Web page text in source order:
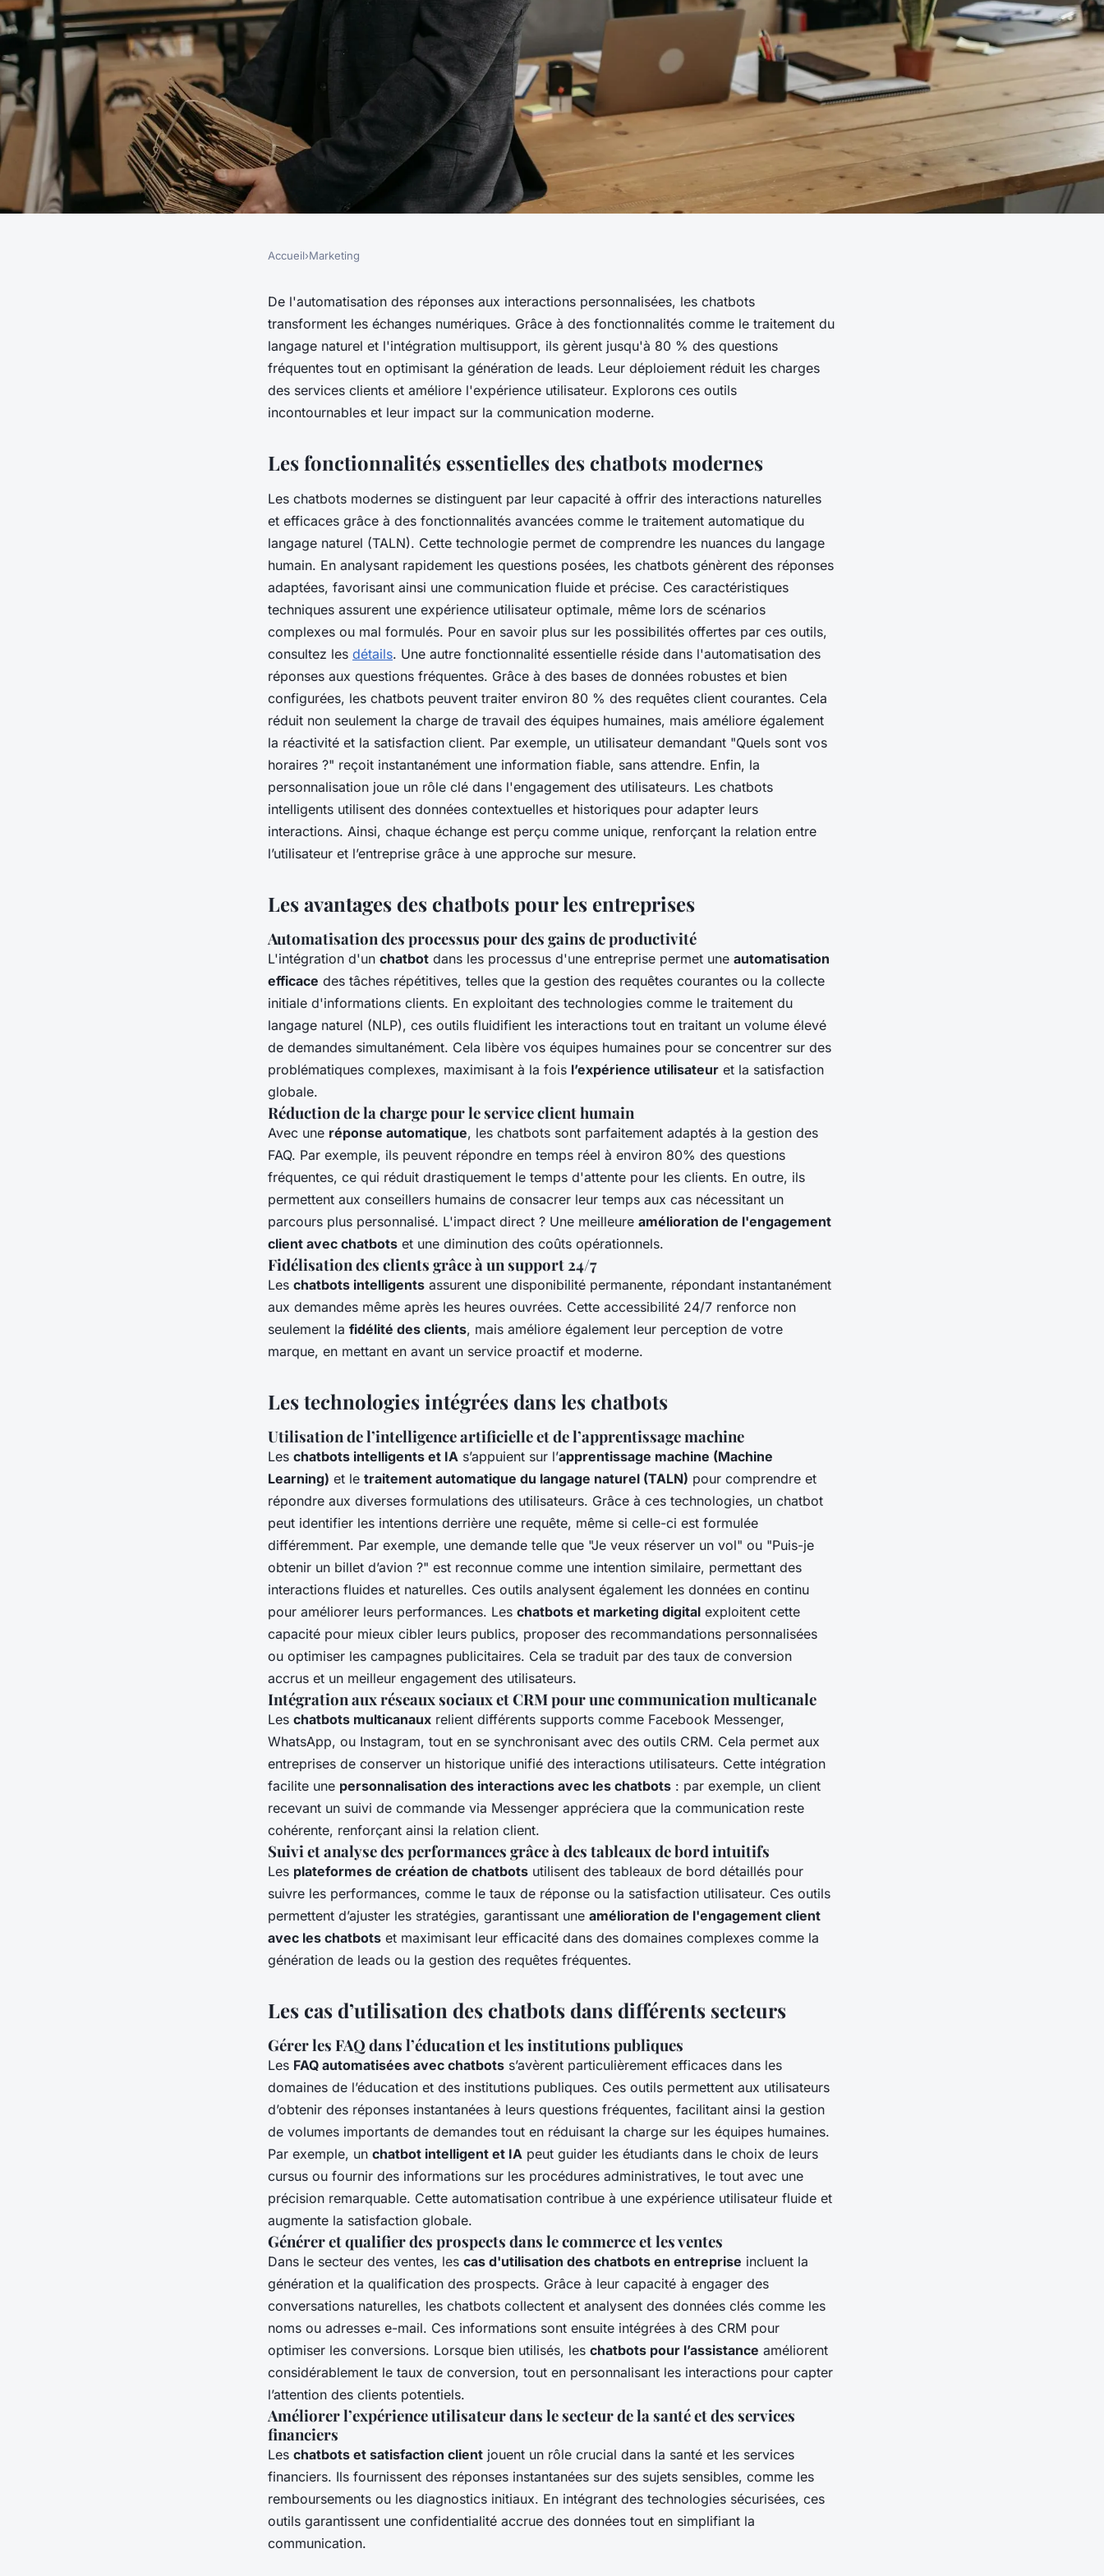
Découvrez les fonctionnalités
incontournables des chatbots
Accueil›Marketing
De l'automatisation des réponses aux interactions personnalisées, les chatbots
transforment les échanges numériques. Grâce à des fonctionnalités comme le traitement du
langage naturel et l'intégration multisupport, ils gèrent jusqu'à 80 % des questions
fréquentes tout en optimisant la génération de leads. Leur déploiement réduit les charges
des services clients et améliore l'expérience utilisateur. Explorons ces outils
incontournables et leur impact sur la communication moderne.
Les fonctionnalités essentielles des chatbots modernes
Les chatbots modernes se distinguent par leur capacité à offrir des interactions naturelles
et efficaces grâce à des fonctionnalités avancées comme le traitement automatique du
langage naturel (TALN). Cette technologie permet de comprendre les nuances du langage
humain. En analysant rapidement les questions posées, les chatbots génèrent des réponses
adaptées, favorisant ainsi une communication fluide et précise. Ces caractéristiques
techniques assurent une expérience utilisateur optimale, même lors de scénarios
complexes ou mal formulés. Pour en savoir plus sur les possibilités offertes par ces outils,
consultez les détails. Une autre fonctionnalité essentielle réside dans l'automatisation des
réponses aux questions fréquentes. Grâce à des bases de données robustes et bien
configurées, les chatbots peuvent traiter environ 80 % des requêtes client courantes. Cela
réduit non seulement la charge de travail des équipes humaines, mais améliore également
la réactivité et la satisfaction client. Par exemple, un utilisateur demandant "Quels sont vos
horaires ?" reçoit instantanément une information fiable, sans attendre. Enfin, la
personnalisation joue un rôle clé dans l'engagement des utilisateurs. Les chatbots
intelligents utilisent des données contextuelles et historiques pour adapter leurs
interactions. Ainsi, chaque échange est perçu comme unique, renforçant la relation entre
l’utilisateur et l’entreprise grâce à une approche sur mesure.
Les avantages des chatbots pour les entreprises
Automatisation des processus pour des gains de productivité
L'intégration d'un chatbot dans les processus d'une entreprise permet une automatisation
efficace des tâches répétitives, telles que la gestion des requêtes courantes ou la collecte
initiale d'informations clients. En exploitant des technologies comme le traitement du
langage naturel (NLP), ces outils fluidifient les interactions tout en traitant un volume élevé
de demandes simultanément. Cela libère vos équipes humaines pour se concentrer sur des
problématiques complexes, maximisant à la fois l’expérience utilisateur et la satisfaction
globale.
Réduction de la charge pour le service client humain
Avec une réponse automatique, les chatbots sont parfaitement adaptés à la gestion des
FAQ. Par exemple, ils peuvent répondre en temps réel à environ 80% des questions
fréquentes, ce qui réduit drastiquement le temps d'attente pour les clients. En outre, ils
permettent aux conseillers humains de consacrer leur temps aux cas nécessitant un
parcours plus personnalisé. L'impact direct ? Une meilleure amélioration de l'engagement
client avec chatbots et une diminution des coûts opérationnels.
Fidélisation des clients grâce à un support 24/7
Les chatbots intelligents assurent une disponibilité permanente, répondant instantanément
aux demandes même après les heures ouvrées. Cette accessibilité 24/7 renforce non
seulement la fidélité des clients, mais améliore également leur perception de votre
marque, en mettant en avant un service proactif et moderne.
Les technologies intégrées dans les chatbots
Utilisation de l’intelligence artificielle et de l’apprentissage machine
Les chatbots intelligents et IA s’appuient sur l’apprentissage machine (Machine
Learning) et le traitement automatique du langage naturel (TALN) pour comprendre et
répondre aux diverses formulations des utilisateurs. Grâce à ces technologies, un chatbot
peut identifier les intentions derrière une requête, même si celle-ci est formulée
différemment. Par exemple, une demande telle que "Je veux réserver un vol" ou "Puis-je
obtenir un billet d’avion ?" est reconnue comme une intention similaire, permettant des
interactions fluides et naturelles. Ces outils analysent également les données en continu
pour améliorer leurs performances. Les chatbots et marketing digital exploitent cette
capacité pour mieux cibler leurs publics, proposer des recommandations personnalisées
ou optimiser les campagnes publicitaires. Cela se traduit par des taux de conversion
accrus et un meilleur engagement des utilisateurs.
Intégration aux réseaux sociaux et CRM pour une communication multicanale
Les chatbots multicanaux relient différents supports comme Facebook Messenger,
WhatsApp, ou Instagram, tout en se synchronisant avec des outils CRM. Cela permet aux
entreprises de conserver un historique unifié des interactions utilisateurs. Cette intégration
facilite une personnalisation des interactions avec les chatbots : par exemple, un client
recevant un suivi de commande via Messenger appréciera que la communication reste
cohérente, renforçant ainsi la relation client.
Suivi et analyse des performances grâce à des tableaux de bord intuitifs
Les plateformes de création de chatbots utilisent des tableaux de bord détaillés pour
suivre les performances, comme le taux de réponse ou la satisfaction utilisateur. Ces outils
permettent d’ajuster les stratégies, garantissant une amélioration de l'engagement client
avec les chatbots et maximisant leur efficacité dans des domaines complexes comme la
génération de leads ou la gestion des requêtes fréquentes.
Les cas d’utilisation des chatbots dans différents secteurs
Gérer les FAQ dans l’éducation et les institutions publiques
Les FAQ automatisées avec chatbots s’avèrent particulièrement efficaces dans les
domaines de l’éducation et des institutions publiques. Ces outils permettent aux utilisateurs
d’obtenir des réponses instantanées à leurs questions fréquentes, facilitant ainsi la gestion
de volumes importants de demandes tout en réduisant la charge sur les équipes humaines.
Par exemple, un chatbot intelligent et IA peut guider les étudiants dans le choix de leurs
cursus ou fournir des informations sur les procédures administratives, le tout avec une
précision remarquable. Cette automatisation contribue à une expérience utilisateur fluide et
augmente la satisfaction globale.
Générer et qualifier des prospects dans le commerce et les ventes
Dans le secteur des ventes, les cas d'utilisation des chatbots en entreprise incluent la
génération et la qualification des prospects. Grâce à leur capacité à engager des
conversations naturelles, les chatbots collectent et analysent des données clés comme les
noms ou adresses e-mail. Ces informations sont ensuite intégrées à des CRM pour
optimiser les conversions. Lorsque bien utilisés, les chatbots pour l’assistance améliorent
considérablement le taux de conversion, tout en personnalisant les interactions pour capter
l’attention des clients potentiels.
Améliorer l’expérience utilisateur dans le secteur de la santé et des services
financiers
Les chatbots et satisfaction client jouent un rôle crucial dans la santé et les services
financiers. Ils fournissent des réponses instantanées sur des sujets sensibles, comme les
remboursements ou les diagnostics initiaux. En intégrant des technologies sécurisées, ces
outils garantissent une confidentialité accrue des données tout en simplifiant la
communication.